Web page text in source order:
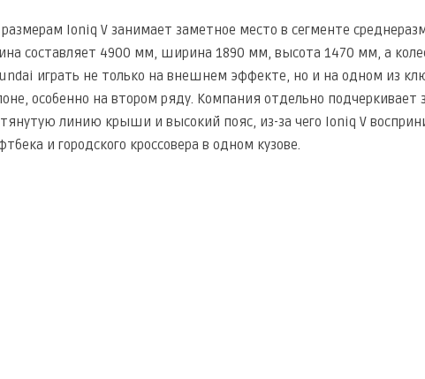
размерам Ioniq V занимает заметное место в сегменте
составляет 4900 мм, ширина 1890 мм, высота 1470 мм, а
играть не только на внешнем эффекте, но и на одном из
особенно на втором ряду. Компания отдельно
линию крыши и высокий пояс, из-за чего Ioniq V
и городского кроссовера в одном кузове.